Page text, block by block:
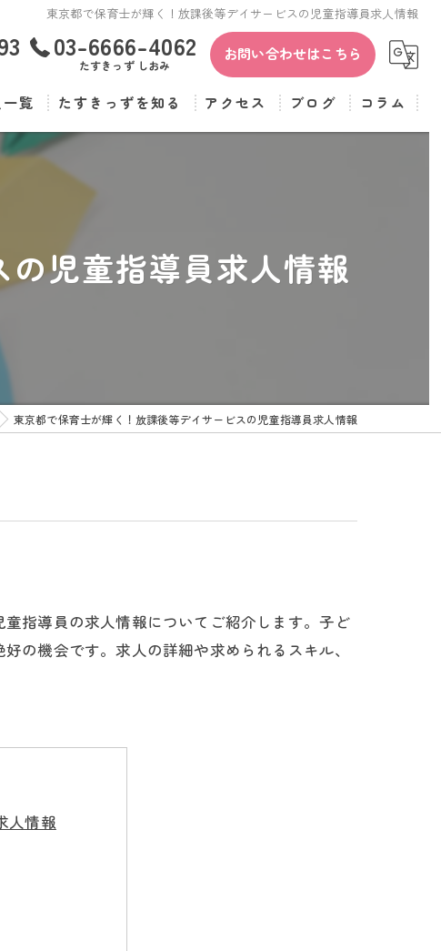
東京都で保育士が輝く！放課後等デイサービスの児童指導員求人情報
03-6666-4062
たすきっず しおみ
お問い合わせはこちら
覧 たすきっずを知る
児童指導員
アクセス ブログ コラム
児童指導員求人情報
東京都で保育士が輝く！放課後等デイサービスの児童指導員求人情報
指導員の求人情報についてご紹介します。子ど
の機会です。求人の詳細や求められるスキル、
人情報